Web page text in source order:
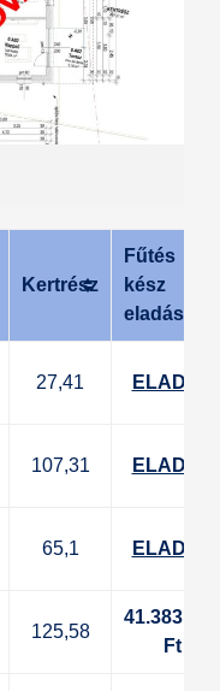
Kertrész
Fűtés
kész
eladási ár
27,41 ELADVA
107,31 ELADVA
65,1 ELADVA
125,58
41.383.997
Ft